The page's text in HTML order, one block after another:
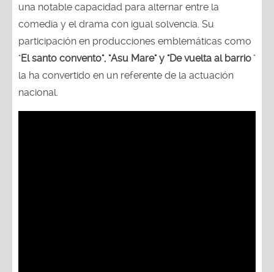
una notable capacidad para alternar entre la
comedia y el drama con igual solvencia. Su
participación en producciones emblemáticas como
"El santo convento", "Asu Mare" y "De vuelta al barrio"
la ha convertido en un referente de la actuación
nacional.